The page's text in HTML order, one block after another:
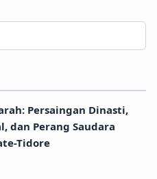
Persaingan Dinasti,
dan Perang Saudara
Tidore